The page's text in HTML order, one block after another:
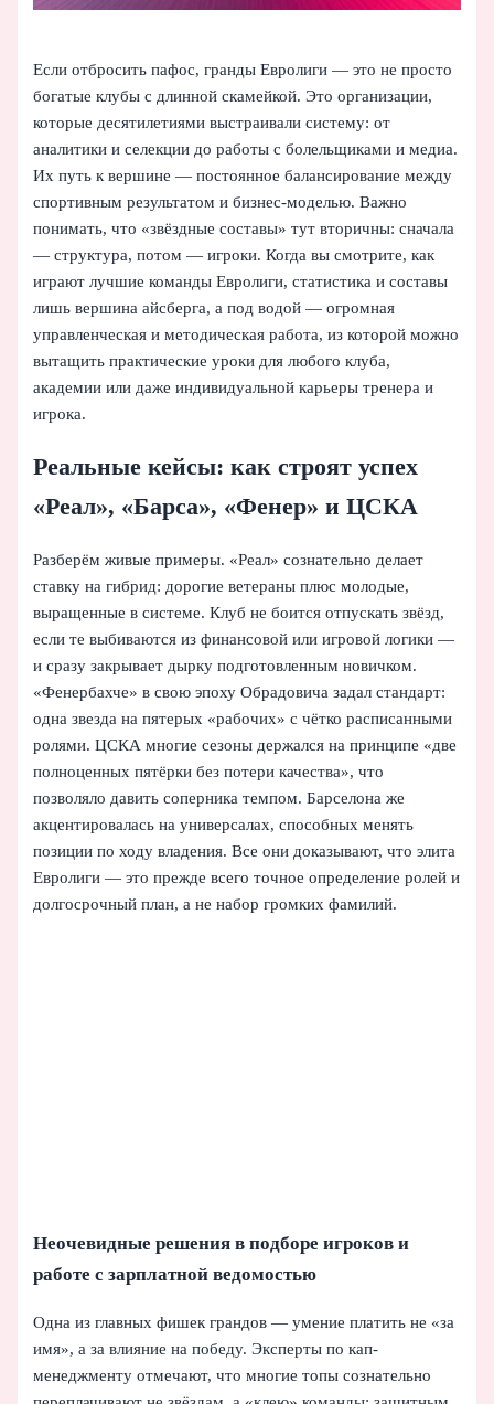
Если отбросить пафос, гранды Евролиги — это не просто
богатые клубы с длинной скамейкой. Это организации,
которые десятилетиями выстраивали систему: от
аналитики и селекции до работы с болельщиками и медиа.
Их путь к вершине — постоянное балансирование между
спортивным результатом и бизнес-моделью. Важно
понимать, что «звёздные составы» тут вторичны: сначала
— структура, потом — игроки. Когда вы смотрите, как
играют лучшие команды Евролиги, статистика и составы
лишь вершина айсберга, а под водой — огромная
управленческая и методическая работа, из которой можно
вытащить практические уроки для любого клуба,
академии или даже индивидуальной карьеры тренера и
игрока.
Реальные кейсы: как строят успех
«Реал», «Барса», «Фенер» и ЦСКА
Разберём живые примеры. «Реал» сознательно делает
ставку на гибрид: дорогие ветераны плюс молодые,
выращенные в системе. Клуб не боится отпускать звёзд,
если те выбиваются из финансовой или игровой логики —
и сразу закрывает дырку подготовленным новичком.
«Фенербахче» в свою эпоху Обрадовича задал стандарт:
одна звезда на пятерых «рабочих» с чётко расписанными
ролями. ЦСКА многие сезоны держался на принципе «две
полноценных пятёрки без потери качества», что
позволяло давить соперника темпом. Барселона же
акцентировалась на универсалах, способных менять
позиции по ходу владения. Все они доказывают, что элита
Евролиги — это прежде всего точное определение ролей и
долгосрочный план, а не набор громких фамилий.
Неочевидные решения в подборе игроков и
работе с зарплатной ведомостью
Одна из главных фишек грандов — умение платить не «за
имя», а за влияние на победу. Эксперты по кап-
менеджменту отмечают, что многие топы сознательно